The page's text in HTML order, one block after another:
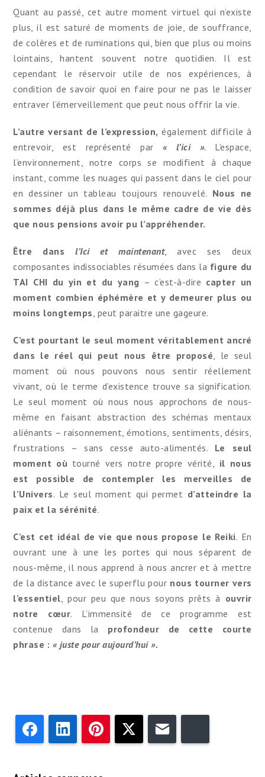
Quant au passé, cet autre moment virtuel qui n’existe
plus, il est saturé de moments de joie, de souffrance,
de colères et de ruminations qui, bien que plus ou moins
lointains, hantent souvent notre quotidien. Il est
cependant le réservoir utile de nos expériences, à
condition de savoir quoi en faire pour ne pas le laisser
entraver l’émerveillement que peut nous offrir la vie.
L’autre versant de l’expression, également difficile à
entrevoir, est représenté par « l’ici ». L’espace,
l’environnement, notre corps se modifient à chaque
instant, comme les nuages qui passent dans le ciel pour
en dessiner un tableau toujours renouvelé. Nous ne
sommes déjà plus dans le même cadre de vie dès
que nous pensions avoir pu l’appréhender.
Être dansl’Ici et maintenant, avec ses deux
composantes indissociables résumées dans la figure du
TAI CHI du yin et du yang – c’est-à-dire capter un
moment combien éphémère et y demeurer plus ou
moins longtemps, peut paraitre une gageure.
C’est pourtant le seul moment véritablement ancré
dans le réel qui peut nous être proposé, le seul
moment où nous pouvons nous sentir réellement
vivant, où le terme d’existence trouve sa signification.
Le seul moment où nous nous approchons de nous-
même en faisant abstraction des schémas mentaux
aliénants – raisonnement, émotions, sentiments, désirs,
frustrations – sans cesse auto-alimentés. Le seul
moment où tourné vers notre propre vérité, il nous
est possible de contempler les merveilles de
l’Univers. Le seul moment qui permet d’atteindre la
paix et la sérénité.
C’est cet idéal de vie que nous propose le Reiki. En
ouvrant une à une les portes qui nous séparent de
nous-même, il nous apprend à nous ancrer et à mettre
de la distance avec le superflu pour nous tourner vers
l’essentiel, pour peu que nous soyons prêts à ouvrir
notre cœur. L’immensité de ce programme est
contenue dans la profondeur de cette courte
phrase : « juste pour aujourd’hui ».
FacebookLinkedIn PinterestTwitter